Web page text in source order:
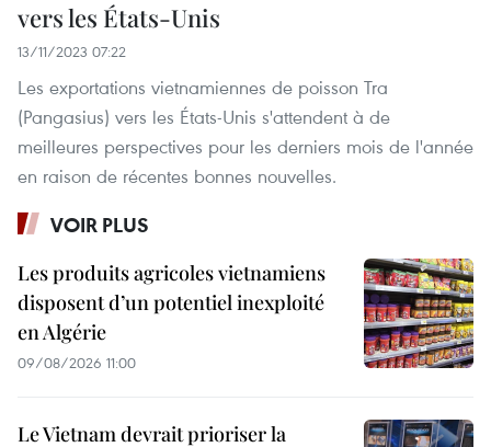
vers les États-Unis
13/11/2023 07:22
Les exportations vietnamiennes de poisson Tra
(Pangasius) vers les États-Unis s'attendent à de
meilleures perspectives pour les derniers mois de l'année
en raison de récentes bonnes nouvelles.
VOIR PLUS
Les produits agricoles vietnamiens
disposent d’un potentiel inexploité
en Algérie
09/08/2026 11:00
Le Vietnam devrait prioriser la